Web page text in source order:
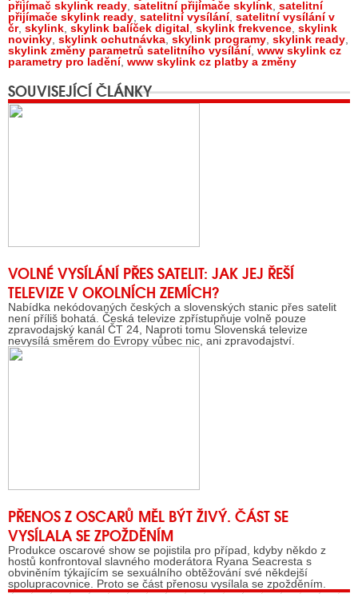
přijímač skylink ready satelitní přijímače skylink satelitní
přijímače skylink ready satelitní vysílání, satelitní vysílání v
čr, skylink skylink balíček digital skylink frekvence skylink
novinky skylink ochutnávka skylink programy skylink ready
skylink změny parametrů satelitního vysílání, www skylink cz
parametry pro ladění, www skylink cz platby a změny
SOUVISEJÍCÍ ČLÁNKY
VOLNÉ VYSÍLÁNÍ PŘES SATELIT: JAK JEJ ŘEŠÍ
TELEVIZE V OKOLNÍCH ZEMÍCH?
Nabídka nekódovaných českých a slovenských stanic přes satelit
není příliš bohatá. Česká televize zpřístupňuje volně pouze
zpravodajský kanál ČT 24, Naproti tomu Slovenská televize
nevysílá směrem do Evropy vůbec nic, ani zpravodajství.
PŘENOS Z OSCARŮ MĚL BÝT ŽIVÝ. ČÁST SE
VYSÍLALA SE ZPOŽDĚNÍM
Produkce oscarové show se pojistila pro případ, kdyby někdo z
hostů konfrontoval slavného moderátora Ryana Seacresta s
obviněním týkajícím se sexuálního obtěžování své někdejší
spolupracovnice. Proto se část přenosu vysílala se zpožděním.